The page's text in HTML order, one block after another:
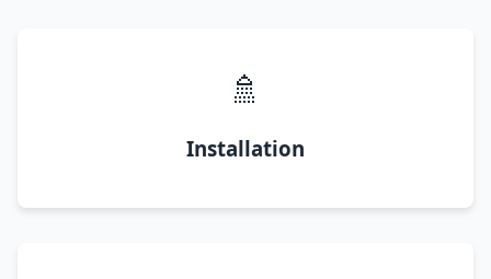
🚿
Installation